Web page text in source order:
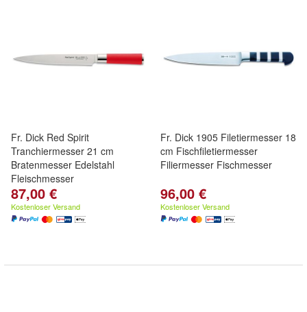
Fr. Dick Red Spirit
Tranchiermesser 21 cm
Bratenmesser Edelstahl
Fleischmesser
87,00 €
Kostenloser Versand
Fr. Dick 1905 Filetiermesser 18
cm Fischfiletiermesser
Filiermesser Fischmesser
96,00 €
Kostenloser Versand